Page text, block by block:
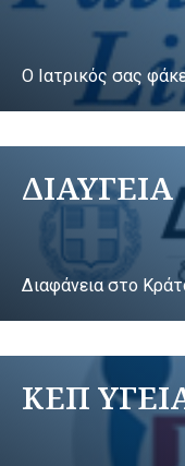
Ο Ιατρικός σας
ΔΙΑΥΓΕΙΑ
Διαφάνεια στο
ΚΕΠ